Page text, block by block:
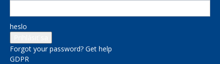
heslo
Forgot your password? Get help
GDPR